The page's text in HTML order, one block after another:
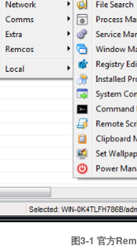
图3‑1 官方